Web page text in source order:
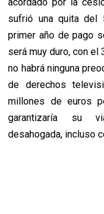
sufrió una quita del
primer año de pago
será muy duro, con el
no habrá ninguna
de derechos
millones de euros
garantizaría su
desahogada, incluso